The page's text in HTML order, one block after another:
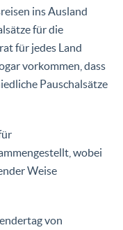
ins Ausland
für die
für jedes Land
vorkommen, dass
Pauschalsätze
wobei
Weise
von